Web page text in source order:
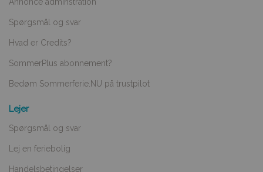
Spørgsmål og svar
Hvad er Credits?
SommerPlus abonnement?
Bedøm Sommerferie.NU på trustpilot
Lejer
Spørgsmål og svar
Lej en feriebolig
Handelsbetingelser